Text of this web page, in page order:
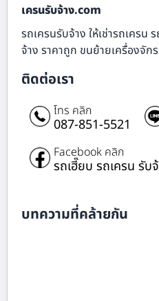
เครนรับจ้าง.com
รถเครนรับจ้าง ให้เช่ารถเครน
จ้าง ราคาถูก ขนย้ายเครื่องจัก
ติดต่อเรา
โทร คลิก
087-851-5521
Facebook คลิก
รถเฮี๊ยบ รถเครน รับ
บทความที่คล้ายกัน